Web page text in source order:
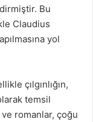
Bu
Claudius
yol
çılgınlığın,
temsil
romanlar, çoğu